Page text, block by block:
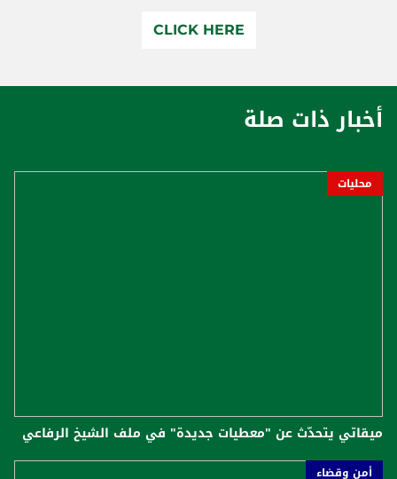
CLICK HERE
أخبار ذات صلة
محليات
ميقاتي يتحدّث عن "معطيات جديدة" في ملف الشيخ الرفاعي
أمن وقضاء